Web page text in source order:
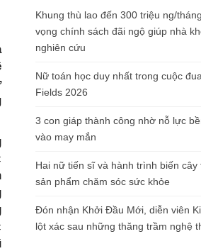
Khung thù lao đến 300 triệu ng/
vọng chính sách đãi ngộ giúp nhà
nghiên cứu
Nữ toán học duy nhất trong cuộc
Fields 2026
3 con giáp thành công nhờ nỗ lực
vào may mắn
Hai nữ tiến sĩ và hành trình biến cây
sản phẩm chăm sóc sức khỏe
Đón nhận Khởi Đầu Mới, diễn viên
lột xác sau những thăng trầm nghệ